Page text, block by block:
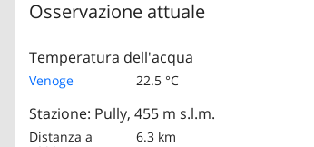
Osservazione attuale
Temperatura dell'acqua
Venoge 22.5 °C
Stazione: Pully, 455 m s.l.m.
Distanza a
6.3 km